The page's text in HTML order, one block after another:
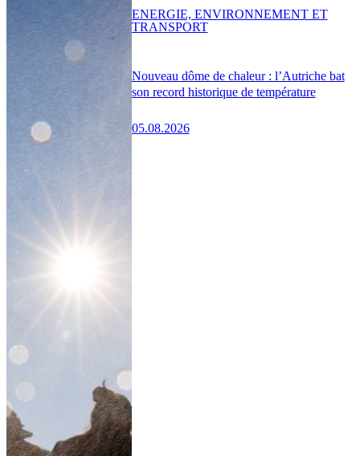
Nouveau dôme de chaleur : l’Autriche bat
son record historique de température
05.08.2026
ENERGIE, ENVIRONNEMENT ET
TRANSPORT